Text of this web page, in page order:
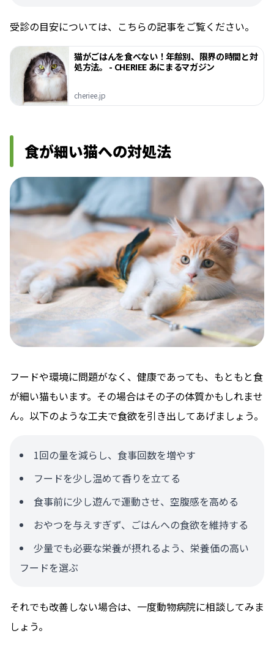
受診の目安については、こちらの記事をご覧ください。
猫がごはんを食べない！年齢別、限界の時間と対
処方法。 - CHERIEE あにまるマガジン
cheriee.jp
食が細い猫への対処法
フードや環境に問題がなく、健康であっても、もともと食
が細い猫もいます。その場合はその子の体質かもしれませ
ん。以下のような工夫で食欲を引き出してあげましょう。
1回の量を減らし、食事回数を増やす
フードを少し温めて香りを立てる
食事前に少し遊んで運動させ、空腹感を高める
おやつを与えすぎず、ごはんへの食欲を維持する
少量でも必要な栄養が摂れるよう、栄養価の高い
フードを選ぶ
それでも改善しない場合は、一度動物病院に相談してみま
しょう。